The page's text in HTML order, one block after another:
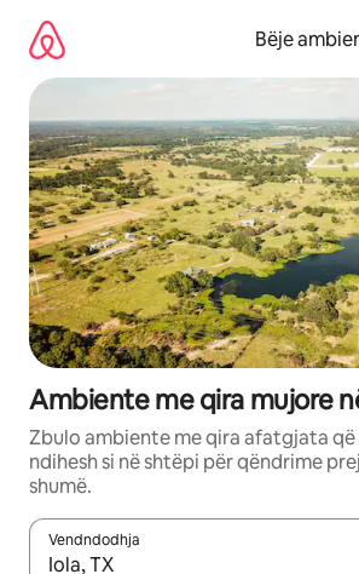
përmbajtja
Bëje
Ambiente me qira mujore
Zbulo ambiente me qira afatgjata
ndihesh si në shtëpi për qëndrime
shumë.
Vendndodhja
Kur rezultatet të jenë të